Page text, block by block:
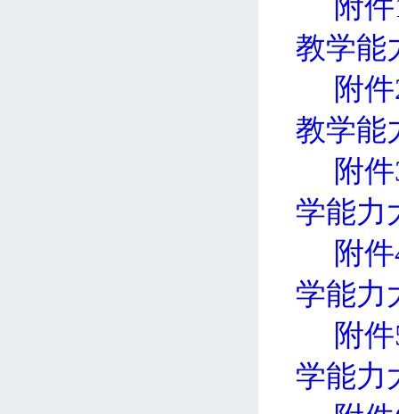
附件
教学能
附件
教学能
附件
学能力
附件
学能力
附件
学能力